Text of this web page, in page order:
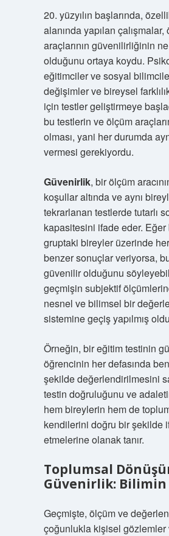
20. yüzyılın başlarında,
alanında yapılan çalışmalar,
araçlarının güvenilirliğinin
olduğunu ortaya koydu.
eğitimciler ve sosyal
değişimler ve bireysel
için testler geliştirmeye
bu testlerin ve ölçüm
olması, yani her durumda
vermesi gerekiyordu.
Güvenirlik, bir ölçüm
koşullar altında ve aynı
tekrarlanan testlerde tutarlı
kapasitesini ifade eder. Eğer
gruptaki bireyler üzerinde
benzer sonuçlar veriyorsa,
güvenilir olduğunu
geçmişin subjektif
nesnel ve bilimsel bir
sistemine geçiş yapılmış
Örneğin, bir eğitim testinin
öğrencinin her defasında
şekilde değerlendirilmesini
testin doğruluğunu ve
hem bireylerin hem de
kendilerini doğru bir şekilde
etmelerine olanak tanır.
Toplumsal
Güvenirlik: Bilimin
Geçmişte, ölçüm ve
çoğunlukla kişisel gözlemler